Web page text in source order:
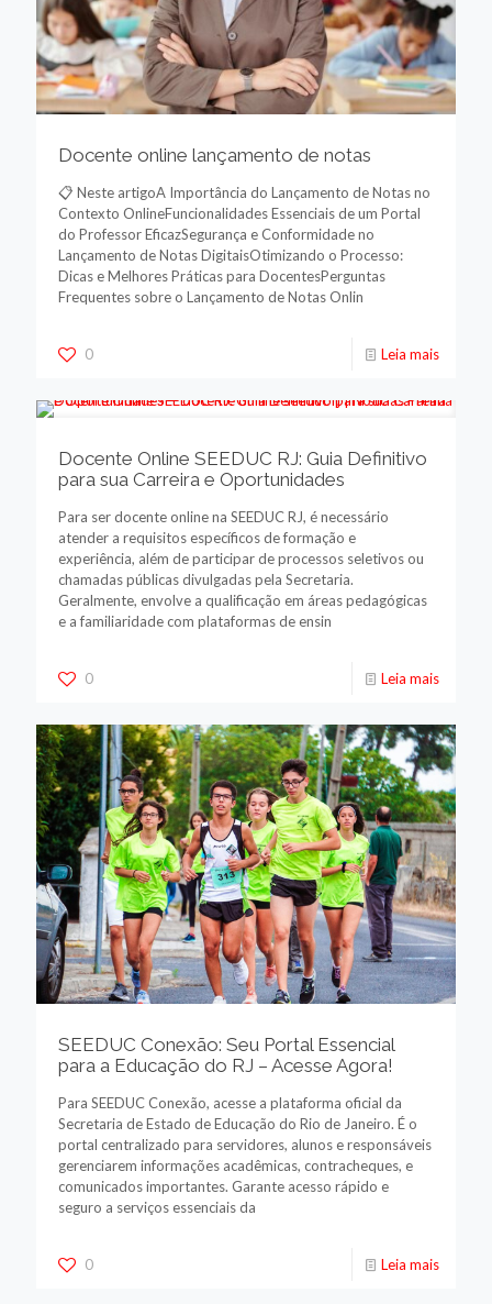
Docente online lançamento de notas
📋 Neste artigoA Importância do Lançamento de Notas no
Contexto OnlineFuncionalidades Essenciais de um Portal
do Professor EficazSegurança e Conformidade no
Lançamento de Notas DigitaisOtimizando o Processo:
Dicas e Melhores Práticas para DocentesPerguntas
Frequentes sobre o Lançamento de Notas Onlin
0 Leia mais
Docente Online SEEDUC RJ: Guia Definitivo
para sua Carreira e Oportunidades
Para ser docente online na SEEDUC RJ, é necessário
atender a requisitos específicos de formação e
experiência, além de participar de processos seletivos ou
chamadas públicas divulgadas pela Secretaria.
Geralmente, envolve a qualificação em áreas pedagógicas
e a familiaridade com plataformas de ensin
0 Leia mais
SEEDUC Conexão: Seu Portal Essencial
para a Educação do RJ – Acesse Agora!
Para SEEDUC Conexão, acesse a plataforma oficial da
Secretaria de Estado de Educação do Rio de Janeiro. É o
portal centralizado para servidores, alunos e responsáveis
gerenciarem informações acadêmicas, contracheques, e
comunicados importantes. Garante acesso rápido e
seguro a serviços essenciais da
0 Leia mais